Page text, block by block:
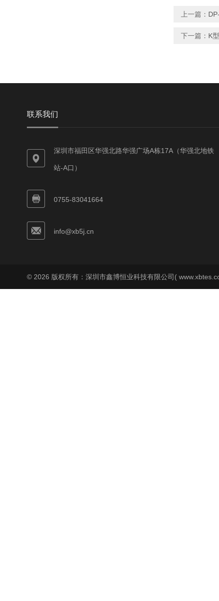
上一篇：
下一篇： K
联系我们
深圳市福田区华强北路华强广场A栋17A（华强北地铁
站-A口）
0755-83041664
info@xb5j.cn
© 2026 版权所有：深圳市鑫博恒业科技有限公司(